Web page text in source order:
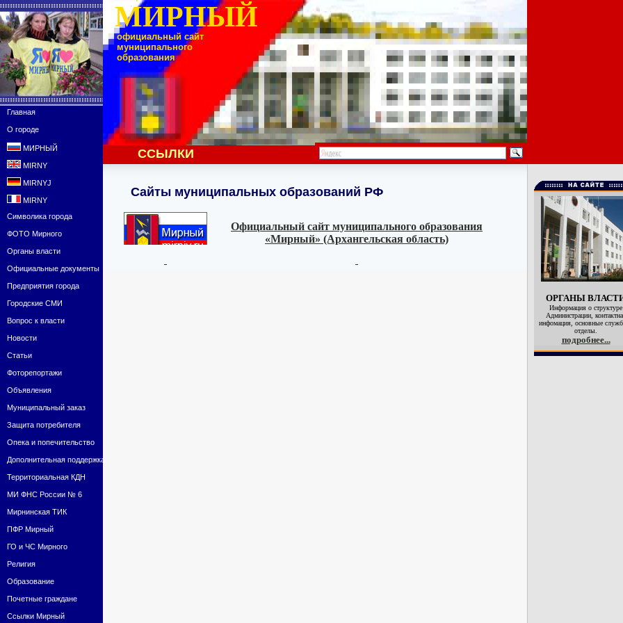
Главная
О городе
МИРНЫЙ
MIRNY
MIRNYJ
MIRNY
Символика города
ФОТО Мирного
Органы власти
Официальные документы
Предприятия города
Городские СМИ
Вопрос к власти
Новости
Статьи
Фоторепортажи
Объявления
Муниципальный заказ
Защита потребителя
Опека и попечительство
Дополнительная поддержка
Территориальная КДН
МИ ФНС России № 6
Мирнинская ТИК
ПФР Мирный
ГО и ЧС Мирного
Религия
Образование
Почетные граждане
Ссылки Мирный
МИРНЫЙ
официальный сайт
муниципального
образования
ССЫЛКИ
Сайты муниципальных образований РФ
Официальный сайт муниципального образования
«Мирный» (Архангельская область)
ОРГАНЫ
Информация о структуре
Администрации,
инфомация, основные
отделы.
подробнее...